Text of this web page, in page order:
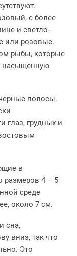
с более
и светло-
или розовые.
рыбы, которые
насыщенную
полосы.
глаз, грудных и
в
размеров 4 – 5
среде
около 7 см.
сна,
вниз, так что
Это